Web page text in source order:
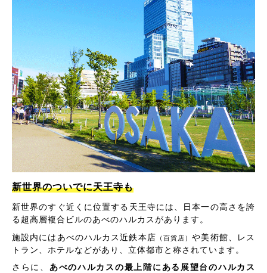
新世界のついでに天王寺も
新世界のすぐ近くに位置する天王寺には、日本一の高さを誇
る超高層複合ビルのあべのハルカスがあります。
施設内にはあべのハルカス近鉄本店 （百貨店）や美術館、レス
トラン、ホテルなどがあり、立体都市と称されています。
さらに、 あべのハルカスの最上階にある展望台のハルカス